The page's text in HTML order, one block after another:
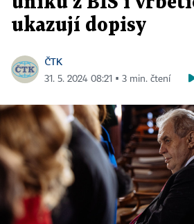
ukazují dopisy
ČTK
31. 5. 2024 08:21 ▪ 3 min. čtení